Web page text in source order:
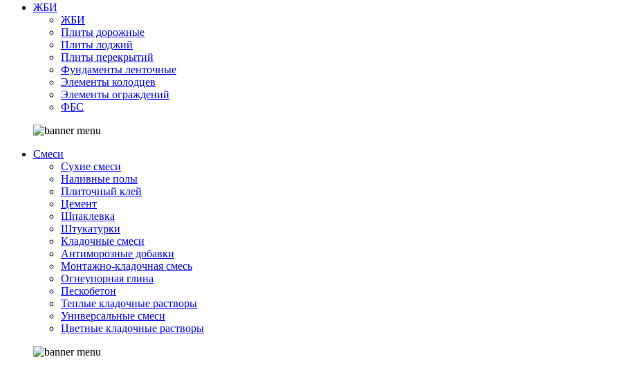
ЖБИ
ЖБИ
Плиты дорожные
Плиты лоджий
Плиты перекрытий
Фундаменты ленточные
Элементы колодцев
Элементы ограждений
ФБС
Смеси
Сухие смеси
Наливные полы
Плиточный клей
Цемент
Шпаклевка
Штукатурки
Кладочные смеси
Антиморозные добавки
Монтажно-кладочная смесь
Огнеупорная глина
Пескобетон
Теплые кладочные растворы
Универсальные смеси
Цветные кладочные растворы